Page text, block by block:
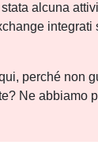
alcuna
integrati
perché non
Ne abbiamo